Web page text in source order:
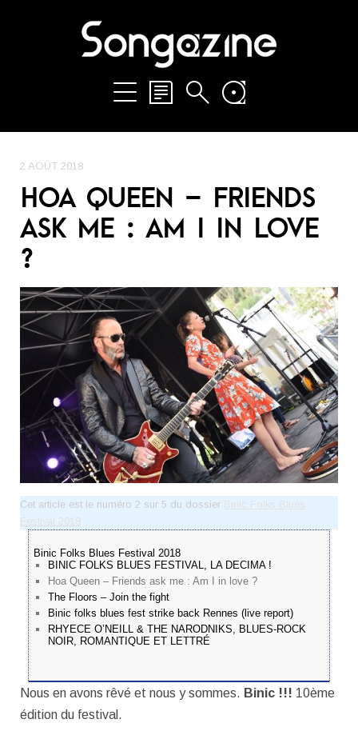
2 AOÛT 2018
HOA QUEEN – FRIENDS
ASK ME : AM I IN LOVE
?
Cet article est le numéro 2 sur 5 du dossier Binic Folks Blues
Festival 2018
Binic Folks Blues Festival 2018
BINIC FOLKS BLUES FESTIVAL, LA DECIMA !
Hoa Queen – Friends ask me : Am I in love ?
The Floors – Join the fight
Binic folks blues fest strike back Rennes (live report)
RHYECE O’NEILL & THE NARODNIKS, BLUES-ROCK
NOIR, ROMANTIQUE ET LETTRÉ
Nous en avons rêvé et nous y sommes. Binic !!! 10ème
édition du festival.